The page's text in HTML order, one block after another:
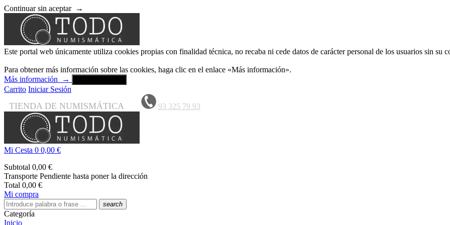
Continuar sin aceptar →
Este portal web únicamente utiliza cookies propias con finalidad técnica, no recaba ni cede datos de carácter personal de los usuarios sin su
Para obtener más información sobre las cookies, haga clic en el enlace «Más información».
Más información
→
Carrito Iniciar Sesión
TIENDA DE NUMISMÁTICA 93 325 79 93
Mi Cesta 0 0,00 €
Subtotal 0,00 €
Transporte Pendiente hasta poner la dirección
Total 0,00 €
Mi compra
search
Categoría
Inicio